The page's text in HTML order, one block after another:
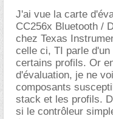
J'ai vue la carte
CC256x Bluetooth /
chez Texas
celle ci, TI parle
certains profils. Or
d'évaluation, je ne
composants
stack et les profils.
si le contrôleur